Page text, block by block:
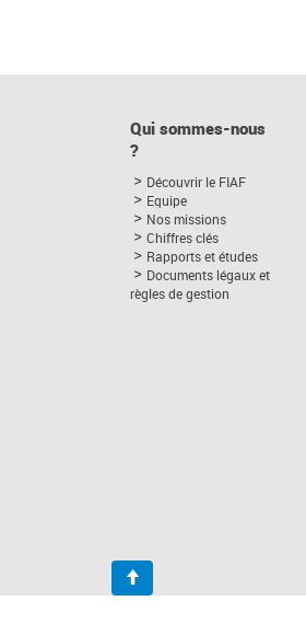
Qui sommes-nous
?
Découvrir le FIAF
Equipe
Nos missions
Chiffres clés
Rapports et études
Documents légaux et
règles de gestion